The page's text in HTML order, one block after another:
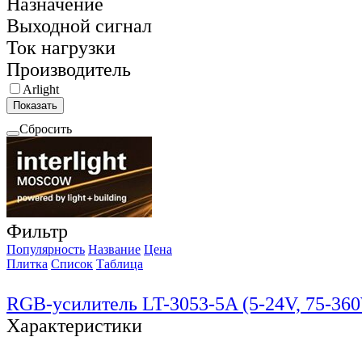
Выходной сигнал
Ток нагрузки
Производитель
Arlight
Показать
Сбросить
Фильтр
Популярность Название Цена
Плитка Список Таблица
RGB-усилитель LT-3053-5A (5-24V, 75-
Характеристики